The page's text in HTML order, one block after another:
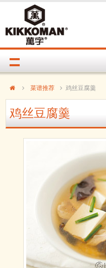
菜谱推荐 鸡丝豆腐羹
鸡丝豆腐羹